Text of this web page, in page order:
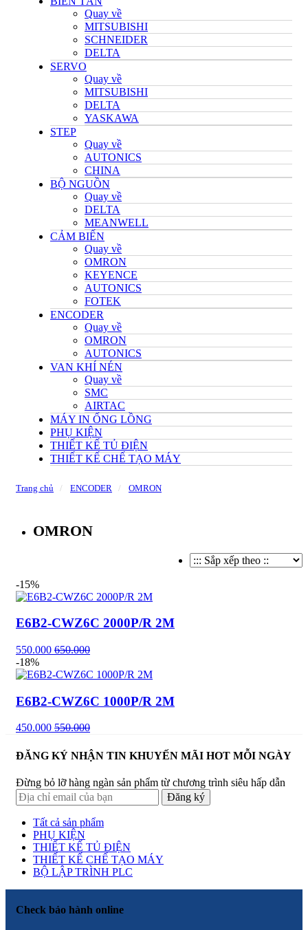
Quay về
MITSUBISHI
SCHNEIDER
DELTA
SERVO
Quay về
MITSUBISHI
DELTA
YASKAWA
STEP
Quay về
AUTONICS
CHINA
BỘ NGUỒN
Quay về
DELTA
MEANWELL
CẢM BIẾN
Quay về
OMRON
KEYENCE
AUTONICS
FOTEK
ENCODER
Quay về
OMRON
AUTONICS
VAN KHÍ NÉN
Quay về
SMC
AIRTAC
MÁY IN ỐNG LỒNG
PHỤ KIỆN
THIẾT KẾ TỦ ĐIỆN
THIẾT KẾ CHẾ TẠO MÁY
Trang chủ ENCODER OMRON
OMRON
-15%
E6B2-CWZ6C 2000P/R 2M
550.000 650.000
-18%
E6B2-CWZ6C 1000P/R 2M
450.000 550.000
ĐĂNG KÝ NHẬN TIN KHUYẾN MÃI HOT MỖI NGÀY
Đừng bỏ lỡ hàng ngàn sản phẩm từ chương trình siêu hấp dẫn
Tất cả sản phẩm
PHỤ KIỆN
THIẾT KẾ TỦ ĐIỆN
THIẾT KẾ CHẾ TẠO MÁY
BỘ LẬP TRÌNH PLC
Check bảo hành online